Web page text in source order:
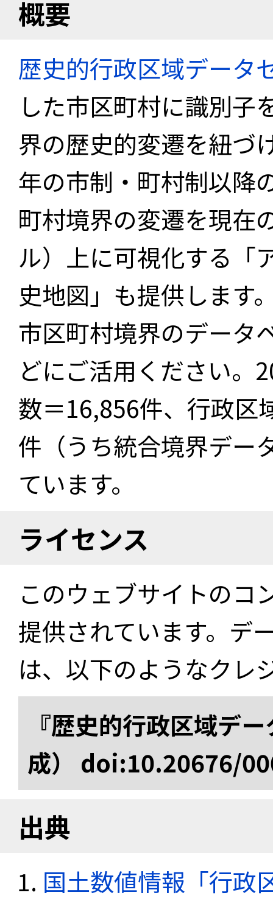
概要
歴史的行政区域データ
した市区町村に識別子
界の歴史的変遷を紐づ
年の市制・町村制以降
町村境界の変遷を現在
ル）上に可視化する「
史地図」も提供します
市区町村境界のデータ
どにご活用ください。
数＝16,856件、行政区
件（うち統合境界デー
ています。
ライセンス
このウェブサイトのコ
提供されています。デ
は、以下のようなクレ
『歴史的行政区域デ
成） doi:10.20676/
出典
国土数値情報「行政